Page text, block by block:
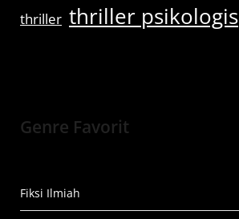
thriller thriller psikologis
Genre Favorit
Fiksi Ilmiah